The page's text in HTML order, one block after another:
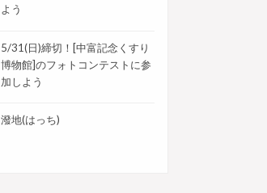
よう
5/31(日)締切！[中富記念くすり
博物館]のフォトコンテストに参
加しよう
潑地(はっち)